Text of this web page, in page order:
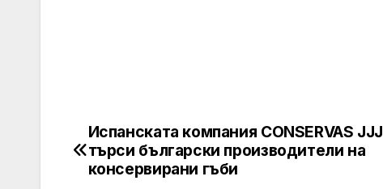
Post
navigation
Испанската компания CONSERVAS JJJ
търси български производители на
консервирани гъби